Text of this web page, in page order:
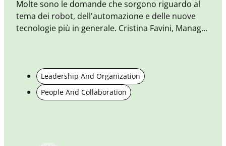
Molte sono le domande che sorgono riguardo al
tema dei robot, dell'automazione e delle nuove
tecnologie più in generale. Cristina Favini, Manager
Leadership And Organization
People And Collaboration